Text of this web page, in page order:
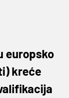
europsko
kreće